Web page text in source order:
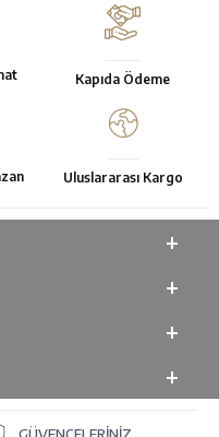
Kapıda Ödeme
Uluslararası Kargo